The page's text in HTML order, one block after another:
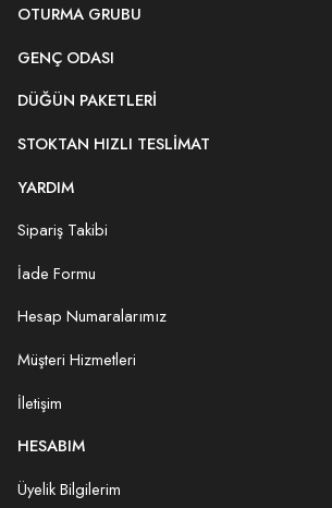
OTURMA GRUBU
GENÇ ODASI
DÜĞÜN PAKETLERI
STOKTAN HIZLI TESLIMAT
YARDIM
Sipariş Takibi
İade Formu
Hesap Numaralarımız
Müşteri Hizmetleri
İletişim
HESABIM
Üyelik Bilgilerim